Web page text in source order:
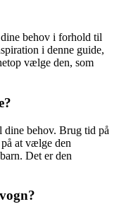
behov i forhold til
i denne guide,
vælge den, som
dine behov. Brug tid på
at vælge den
Det er den